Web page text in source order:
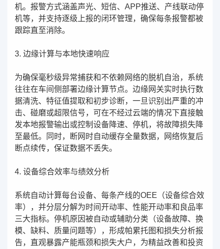
机。报警方式涵盖声光、短信、APP推送、产线联动停
机等，并支持逐级上报的闭环管理，确保每条报警都被
跟踪直至消除。
3. 边缘计算与本地快速响应
为确保毫秒级异常捕获和不依赖网络的脱机自治，系统
往往在车间侧部署边缘计算节点。边缘网关实时执行数
据清洗、特征值提取和初步诊断，一旦识别出严重的冲
击、碰磨或超限信号，可在不经过云端的情况下直接触
发本地报警输出或控制设备降速、停机，将故障损失降
至最低。同时，断网时自动缓存全量数据，网络恢复后
断点续传，保证数据不丢失。
4. 设备综合效率与绩效分析
系统自动计算每台设备、每条产线的OEE（设备综合效
率），并分层分解为时间开动率、性能开动率和良品率
三大指标。停机原因被自动或辅助分类（设备故障、换
模、缺料、质量问题等），形成帕累托图和损失分析报
告，直观暴露产能瓶颈和损失大户，为精益改善和投资